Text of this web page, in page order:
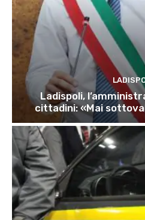
Ladispoli,
cittadini: «Mai